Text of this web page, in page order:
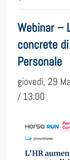
Webinar –
concrete
Personale
giovedì, 29
/ 13:00